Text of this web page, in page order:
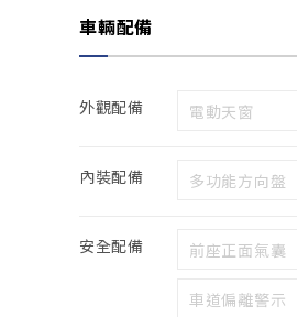
車輛配備
外觀配備 電動天窗
內裝配備 多功能方向盤
安全配備 前座正面氣囊
車道偏離警示